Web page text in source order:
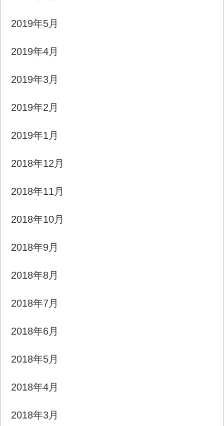
2019年5月
2019年4月
2019年3月
2019年2月
2019年1月
2018年12月
2018年11月
2018年10月
2018年9月
2018年8月
2018年7月
2018年6月
2018年5月
2018年4月
2018年3月